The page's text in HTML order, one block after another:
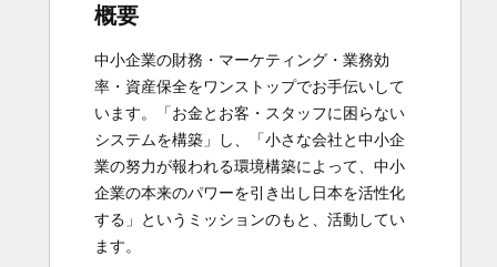
概要
中小企業の財務・マーケティング・業務効
率・資産保全をワンストップでお手伝いして
います。「お金とお客・スタッフに困らない
システムを構築」し、「小さな会社と中小企
業の努力が報われる環境構築によって、中小
企業の本来のパワーを引き出し日本を活性化
する」というミッションのもと、活動してい
ます。